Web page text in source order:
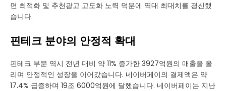
면 최적화 및 추천광고 고도화 노력 덕분에 역대 최대치를 경신했
습니다.
핀테크 분야의 안정적 확대
핀테크 부문 역시 전년 대비 약 11% 증가한 3927억원의 매출을 올
리며 안정적인 성장을 이어갔습니다. 네이버페이의 결제액은 약
17.4% 급증하며 19조 6000억원에 달했습니다. 네이버페이는 지난